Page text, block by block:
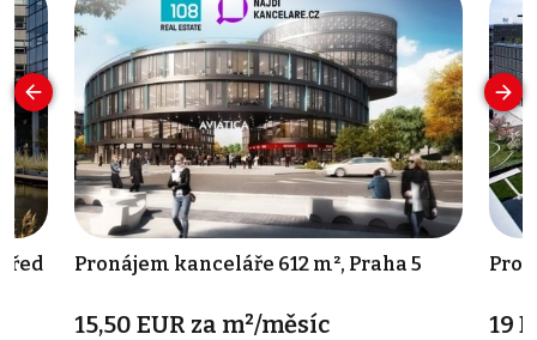
Pronájem kanceláře 612 m², Praha 5
15,50 EUR za m²/měsíc 19